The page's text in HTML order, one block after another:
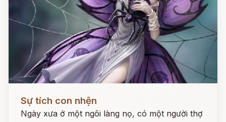
Sự tích con nhện
Ngày xưa ở một ngôi làng nọ, có một người thợ